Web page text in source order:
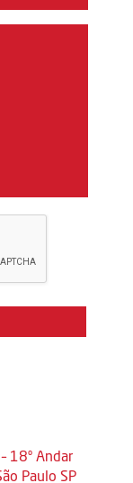
18º Andar
Paulo SP